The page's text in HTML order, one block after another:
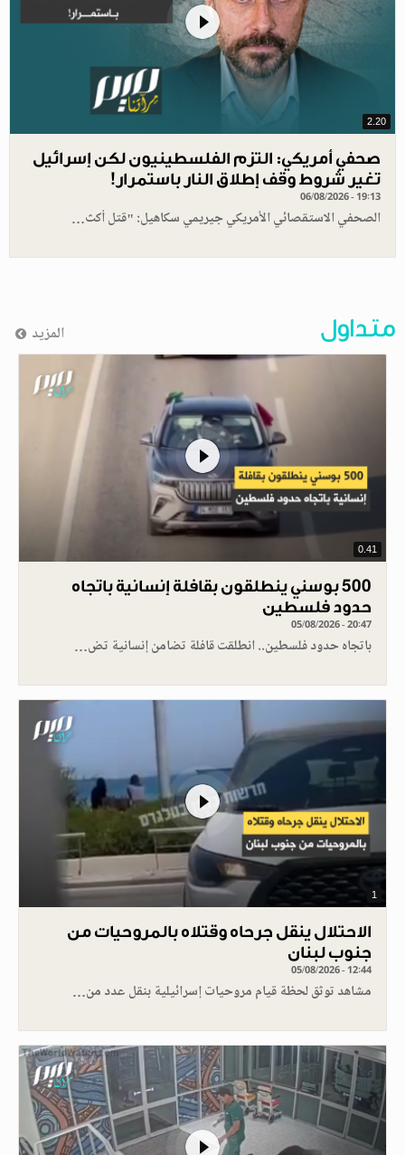
2.20
صحفي أمريكي: التزم الفلسطينيون لكن إسرائيل
تغير شروط وقف إطلاق النار باستمرار!
06/08/2026 - 19:13
الصحفي الاستقصائي الأمريكي جيريمي سكاهيل: "قتل أكث…
متداول المزيد
0.41
500 بوسني ينطلقون بقافلة إنسانية باتجاه
حدود فلسطين
05/08/2026 - 20:47
باتجاه حدود فلسطين.. انطلقت قافلة تضامن إنسانية تض…
1
الاحتلال ينقل جرحاه وقتلاه بالمروحيات من
جنوب لبنان
05/08/2026 - 12:44
مشاهد توثق لحظة قيام مروحيات إسرائيلية بنقل عدد من…